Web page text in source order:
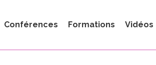
Conférences Formations Vidéos